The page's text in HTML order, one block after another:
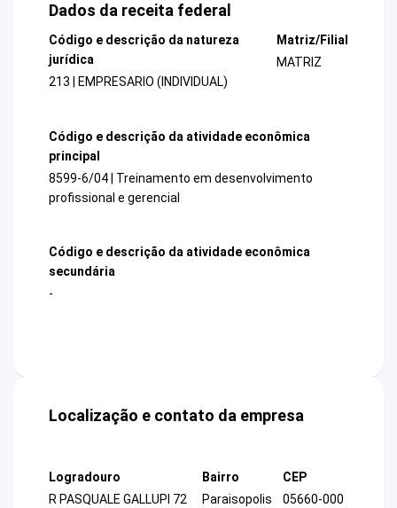
Dados da receita federal
Código e descrição da natureza
jurídica
213 | EMPRESARIO (INDIVIDUAL)
Matriz/Filial
MATRIZ
Código e descrição da atividade econômica
principal
8599-6/04 | Treinamento em desenvolvimento
profissional e gerencial
Código e descrição da atividade econômica
secundária
-
Localização e contato da empresa
Logradouro
R PASQUALE GALLUPI 72
Bairro
Paraisopolis
CEP
05660-000